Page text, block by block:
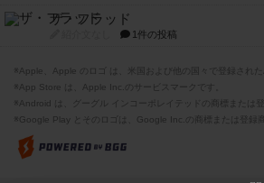
ザ・フラッド
1件の投稿
※Apple、Apple のロゴ は、米国および他の国々で登録され
※App Store は、Apple Inc.のサービスマークです。
※Android は、グーグル インコーポレイテッドの商標または登
※Google Play とそのロゴは、Google Inc.の商標または登録